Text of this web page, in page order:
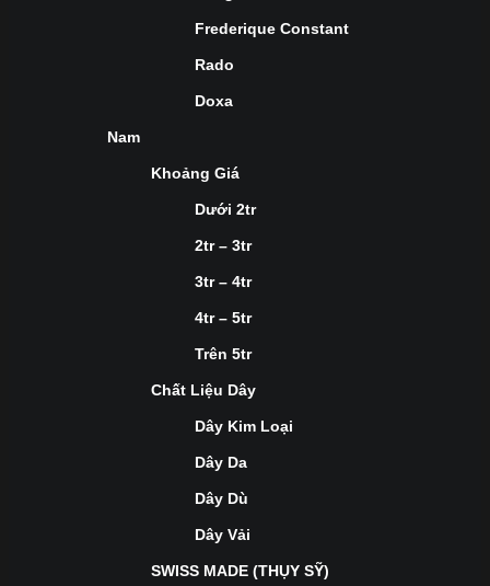
Frederique Constant
Rado
Doxa
Nam
Khoảng Giá
Dưới 2tr
2tr – 3tr
3tr – 4tr
4tr – 5tr
Trên 5tr
Chất Liệu Dây
Dây Kim Loại
Dây Da
Dây Dù
Dây Vải
SWISS MADE (THỤY SỸ)